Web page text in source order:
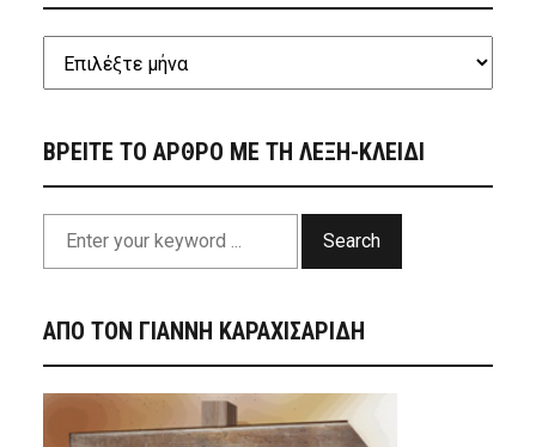
ΒΡΕΙΤΕ ΤΟ ΑΡΘΡΟ ΜΕ ΤΗ ΛΕΞΗ-ΚΛΕΙΔΙ
Search
ΑΠΟ ΤΟΝ ΓΙΑΝΝΗ ΚΑΡΑΧΙΣΑΡΙΔΗ